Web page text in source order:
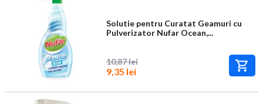
Solutie pentru Curatat Geamuri cu
Pulverizator Nufar Ocean,...
10,87 lei
9,35 lei